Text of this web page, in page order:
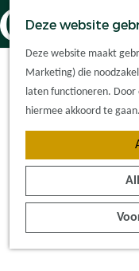
Deze website
Deze website maakt
Marketing) die
laten functioneren. Door
hiermee akkoord te gaan.
G
Open Atelierroute
1 uur 50 minuten
Deel deze route
e
e
e
e